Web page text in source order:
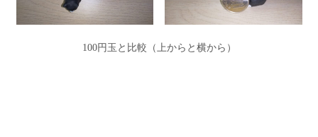
100円玉と比較（上からと横から）